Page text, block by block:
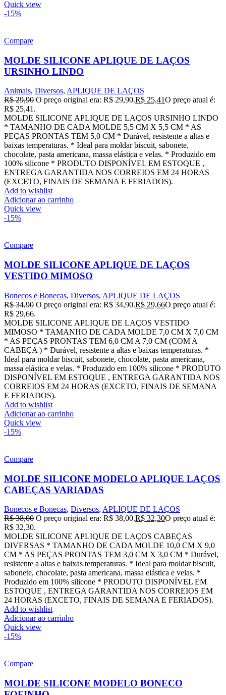
Quick view
-15%
Compare
MOLDE SILICONE APLIQUE DE LAÇOS
URSINHO LINDO
Animais, Diversos, APLIQUE DE LAÇOS
R$29,90 O preço original era: R$ 29,90.R$ 25,41O preço atual é:
R$ 25,41.
MOLDE SILICONE APLIQUE DE LAÇOS URSINHO LINDO
* TAMANHO DE CADA MOLDE 5,5 CM X 5,5 CM * AS
PEÇAS PRONTAS TEM 5,0 CM * Durável, resistente a altas e
baixas temperaturas. * Ideal para moldar biscuit, sabonete,
chocolate, pasta americana, massa elástica e velas. * Produzido em
100% silicone * PRODUTO DISPONÍVEL EM ESTOQUE ,
ENTREGA GARANTIDA NOS CORREIOS EM 24 HORAS
(EXCETO, FINAIS DE SEMANA E FERIADOS).
Add to wishlist
Adicionar ao carrinho
Quick view
-15%
Compare
MOLDE SILICONE APLIQUE DE LAÇOS
VESTIDO MIMOSO
Bonecos e Bonecas, Diversos, APLIQUE DE LAÇOS
R$34,90 O preço original era: R$ 34,90.R$ 29,66O preço atual é:
R$ 29,66.
MOLDE SILICONE APLIQUE DE LAÇOS VESTIDO
MIMOSO * TAMANHO DE CADA MOLDE 7,0 CM X 7,0 CM
* AS PEÇAS PRONTAS TEM 6,0 CM A 7,0 CM (COM A
CABEÇA ) * Durável, resistente a altas e baixas temperaturas. *
Ideal para moldar biscuit, sabonete, chocolate, pasta americana,
massa elástica e velas. * Produzido em 100% silicone * PRODUTO
DISPONÍVEL EM ESTOQUE , ENTREGA GARANTIDA NOS
CORREIOS EM 24 HORAS (EXCETO, FINAIS DE SEMANA
E FERIADOS).
Add to wishlist
Adicionar ao carrinho
Quick view
-15%
Compare
MOLDE SILICONE MODELO APLIQUE LAÇOS
CABEÇAS VARIADAS
Bonecos e Bonecas, Diversos, APLIQUE DE LAÇOS
R$38,00 O preço original era: R$ 38,00.R$ 32,30O preço atual é:
R$ 32,30.
MOLDE SILICONE APLIQUE DE LAÇOS CABEÇAS
DIVERSAS * TAMANHO DE CADA MOLDE 10,0 CM X 9,0
CM * AS PEÇAS PRONTAS TEM 3,0 CM X 3,0 CM * Durável,
resistente a altas e baixas temperaturas. * Ideal para moldar biscuit,
sabonete, chocolate, pasta americana, massa elástica e velas. *
Produzido em 100% silicone * PRODUTO DISPONÍVEL EM
ESTOQUE , ENTREGA GARANTIDA NOS CORREIOS EM
24 HORAS (EXCETO, FINAIS DE SEMANA E FERIADOS).
Add to wishlist
Adicionar ao carrinho
Quick view
-15%
Compare
MOLDE SILICONE MODELO BONECO